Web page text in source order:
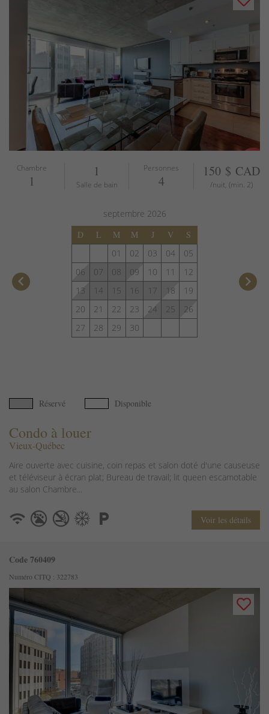
Chambre
1
1
Salle de bain
Personnes
4
150 $ CAD
/nuit, (min. 2)
keyboard_arrow_left
septembre 2026
D
L M M J V
S
01
02 03 04
05
06
07 08 09 10 11
12
13
14 15 16 17 18
19
20
21 22 23 24 25
26
27
28 29 30
keyboard_arrow_right
Réservé Disponible
Condo à louer
Vieux-Québec
Aire ouverte avec cuisine, coin repas et salon doté d'une causeuse
et téléviseur à écran plat; Bureau de travail; lit queen escamotable
au salon Chambre...
Voir les détails
Code 760409
Numéro CITQ : 322783